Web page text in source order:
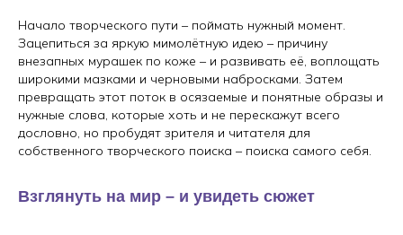
Начало творческого пути – поймать нужный момент.
Зацепиться за яркую мимолётную идею – причину
внезапных мурашек по коже – и развивать её, воплощать
широкими мазками и черновыми набросками. Затем
превращать этот поток в осязаемые и понятные образы и
нужные слова, которые хоть и не перескажут всего
дословно, но пробудят зрителя и читателя для
собственного творческого поиска – поиска самого себя.
Взглянуть на мир – и увидеть сюжет